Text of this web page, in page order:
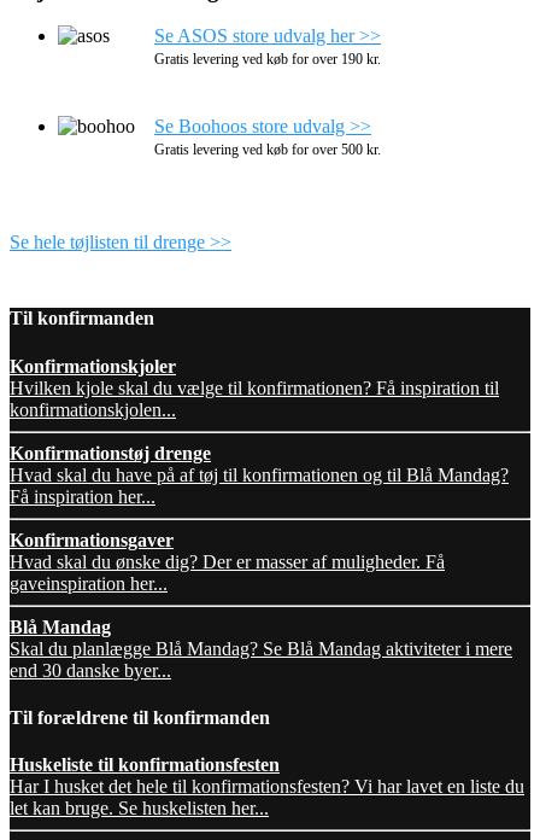
Se ASOS store udvalg her >>
Gratis levering ved køb for over 190 kr.
Se Boohoos store udvalg >>
Gratis levering ved køb for over 500 kr.
Se hele tøjlisten til drenge >>
Til konfirmanden
Konfirmationskjoler
Hvilken kjole skal du vælge til konfirmationen? Få inspiration til
konfirmationskjolen...
Konfirmationstøj drenge
Hvad skal du have på af tøj til konfirmationen og til Blå Mandag?
Få inspiration her...
Konfirmationsgaver
Hvad skal du ønske dig? Der er masser af muligheder. Få
gaveinspiration her...
Blå Mandag
Skal du planlægge Blå Mandag? Se Blå Mandag aktiviteter i mere
end 30 danske byer...
Til forældrene til konfirmanden
Huskeliste til konfirmationsfesten
Har I husket det hele til konfirmationsfesten? Vi har lavet en liste du
let kan bruge. Se huskelisten her...